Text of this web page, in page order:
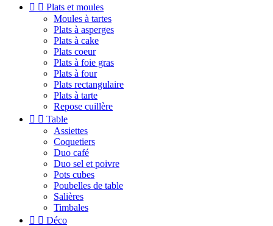
  Plats et moules
Moules à tartes
Plats à asperges
Plats à cake
Plats coeur
Plats à foie gras
Plats à four
Plats rectangulaire
Plats à tarte
Repose cuillère
  Table
Assiettes
Coquetiers
Duo café
Duo sel et poivre
Pots cubes
Poubelles de table
Salières
Timbales
  Déco